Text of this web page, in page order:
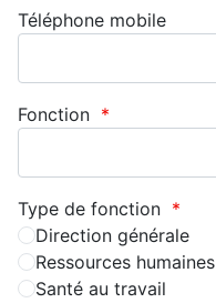
Téléphone mobile
Fonction *
Type de fonction *
Direction générale
Ressources humaines
Santé au travail